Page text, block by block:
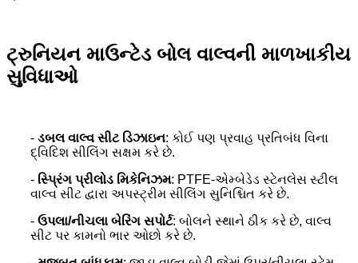
ટ્રુનિયન માઉન્ટેડ બોલ વાલ્વની માળખાકીય
સુવિધાઓ
- ડબલ વાલ્વ સીટ ડિઝાઇન: કોઈ પણ પ્રવાહ પ્રતિબંધ વિના
દ્વિદિશ સીલિંગ સક્ષમ કરે છે.
- સ્પ્રિંગ પ્રીલોડ મિકેનિઝમ: PTFE-એમ્બેડેડ સ્ટેનલેસ સ્ટીલ
વાલ્વ સીટ દ્વારા અપસ્ટ્રીમ સીલિંગ સુનિશ્ચિત કરે છે.
- ઉપલા/નીચલા બેરિંગ સપોર્ટ: બોલને સ્થાને ઠીક કરે છે, વાલ્વ
સીટ પર કામનો ભાર ઓછો કરે છે.